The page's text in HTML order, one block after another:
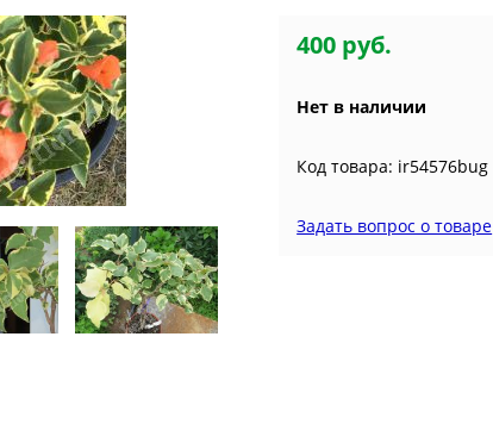
400 руб.
Нет в наличии
Код товара: ir54576bug
Задать вопрос о товаре